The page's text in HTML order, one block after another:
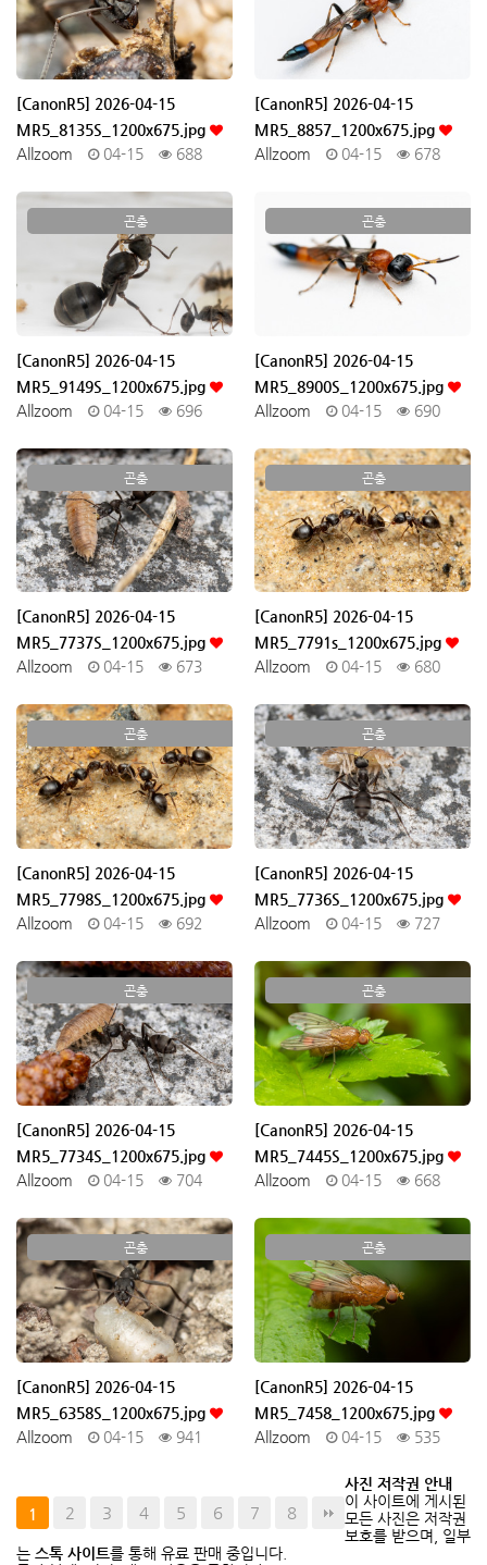
[CanonR5] 2026-04-15
MR5_8135S_1200x675.jpg
Allzoom
04-15 688
[CanonR5] 2026-04-15
MR5_8857_1200x675.jpg
Allzoom
04-15 678
곤충
[CanonR5] 2026-04-15
MR5_9149S_1200x675.jpg
Allzoom
04-15 696
곤충
[CanonR5] 2026-04-15
MR5_8900S_1200x675.jpg
Allzoom
04-15 690
곤충
[CanonR5] 2026-04-15
MR5_7737S_1200x675.jpg
Allzoom
04-15 673
곤충
[CanonR5] 2026-04-15
MR5_7791s_1200x675.jpg
Allzoom
04-15 680
곤충
[CanonR5] 2026-04-15
MR5_7798S_1200x675.jpg
Allzoom
04-15 692
곤충
[CanonR5] 2026-04-15
MR5_7736S_1200x675.jpg
Allzoom
04-15 727
곤충
[CanonR5] 2026-04-15
MR5_7734S_1200x675.jpg
Allzoom
04-15 704
곤충
[CanonR5] 2026-04-15
MR5_7445S_1200x675.jpg
Allzoom
04-15 668
곤충
[CanonR5] 2026-04-15
MR5_6358S_1200x675.jpg
Allzoom
04-15 941
곤충
[CanonR5] 2026-04-15
MR5_7458_1200x675.jpg
Allzoom
04-15 535
1 2 3 4 5 6 7 8
사진 저작권 안내
이 사이트에 게시된
모든 사진은 저작권
보호를 받으며, 일부
는 스톡 사이트를 통해 유료 판매 중입니다.